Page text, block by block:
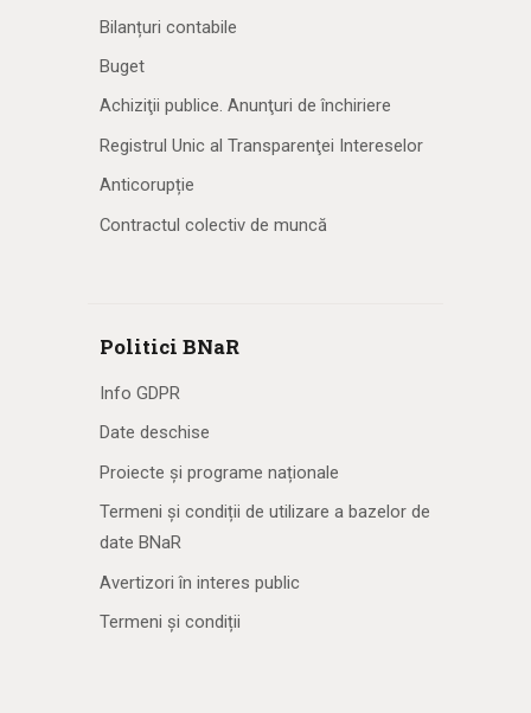
Bilanțuri contabile
Buget
Achiziţii publice. Anunţuri de închiriere
Registrul Unic al Transparenţei Intereselor
Anticorupție
Contractul colectiv de muncă
Politici BNaR
Info GDPR
Date deschise
Proiecte și programe naționale
Termeni și condiții de utilizare a bazelor de
date BNaR
Avertizori în interes public
Termeni și condiții